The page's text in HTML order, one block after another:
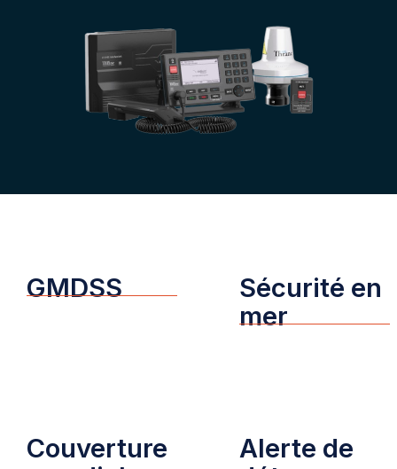
GMDSS
Sécurité en
mer
Couverture
Alerte de